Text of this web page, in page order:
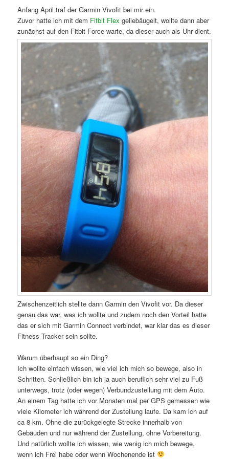
Anfang April traf der Garmin Vivofit bei mir ein.
Zuvor hatte ich mit dem Fitbit Flex geliebäugelt, wollte dann aber
zunächst auf den Fitbit Force warte, da dieser auch als Uhr dient.
Zwischenzeitlich stellte dann Garmin den Vivofit vor. Da dieser
genau das war, was ich wollte und zudem noch den Vorteil hatte
das er sich mit Garmin Connect verbindet, war klar das es dieser
Fitness Tracker sein sollte.
Warum überhaupt so ein Ding?
Ich wollte einfach wissen, wie viel ich mich so bewege, also in
Schritten. Schließlich bin ich ja auch beruflich sehr viel zu Fuß
unterwegs, trotz (oder wegen) Verbundzustellung mit dem Auto.
An einem Tag hatte ich vor Monaten mal per GPS gemessen wie
viele Kilometer ich während der Zustellung laufe. Da kam ich auf
ca 8 km. Ohne die zurückgelegte Strecke innerhalb von
Gebäuden und nur während der Zustellung, ohne Vorbereitung.
Und natürlich wollte ich wissen, wie wenig ich mich bewege,
wenn ich Frei habe oder wenn Wochenende ist